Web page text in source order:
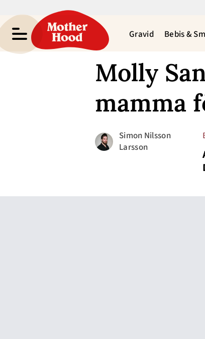
Gravid Bebis &
Molly
mamma
Simon Nilsson
Larsson